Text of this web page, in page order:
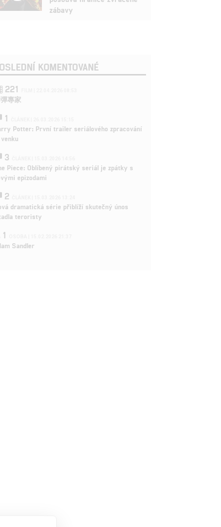
zábavy
KOMENTOVANÉ
221
專家
1
Potter: První trailer seriálového zpracování
3
Piece: Oblíbený pirátský seriál je zpátky s
epizodami
2
dramatická série přiblíží skutečný únos
teroristy
1
Sandler